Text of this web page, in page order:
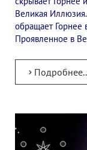
Великая
обращает
Проявленное в